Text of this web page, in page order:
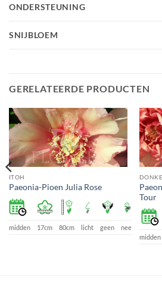
ONDERSTEUNING
SNIJBLOEM
GERELATEERDE PRODUCTEN
ITOH
Paeonia-Pioen Julia Rose
midden 17cm 80cm licht geen nee
Tour
midden